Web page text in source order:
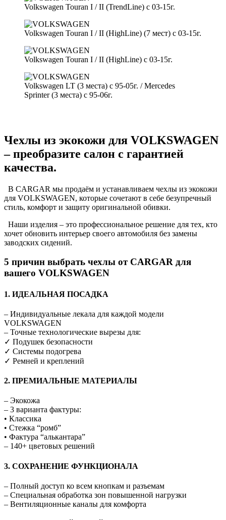
Volkswagen Touran I / II (TrendLine) с 03-15г.
Volkswagen Touran I / II (HighLine) (7 мест) с 03-15г.
Volkswagen Touran I / II (HighLine) с 03-15г.
Volkswagen LT (3 места) с 95-05г. / Mercedes
Sprinter (3 места) с 95-06г.
Чехлы из экокожи для VOLKSWAGEN
– преобразите салон с гарантией
качества.
В CARGAR мы продаём и устанавливаем чехлы из экокожи
для VOLKSWAGEN, которые сочетают в себе безупречный
стиль, комфорт и защиту оригинальной обивки.
Наши изделия – это профессиональное решение для тех, кто
хочет обновить интерьер своего автомобиля без замены
заводских сидений.
5 причин выбрать чехлы от CARGAR для
вашего VOLKSWAGEN
1. ИДЕАЛЬНАЯ ПОСАДКА
– Индивидуальные лекала для каждой модели
VOLKSWAGEN
– Точные технологические вырезы для:
✓ Подушек безопасности
✓ Системы подогрева
✓ Ремней и креплений
2. ПРЕМИАЛЬНЫЕ МАТЕРИАЛЫ
– Экокожа
– 3 варианта фактуры:
• Классика
• Стежка “ромб”
• Фактура “алькантара”
– 140+ цветовых решений
3. СОХРАНЕНИЕ ФУНКЦИОНАЛА
– Полный доступ ко всем кнопкам и разъемам
– Специальная обработка зон повышенной нагрузки
– Вентиляционные каналы для комфорта